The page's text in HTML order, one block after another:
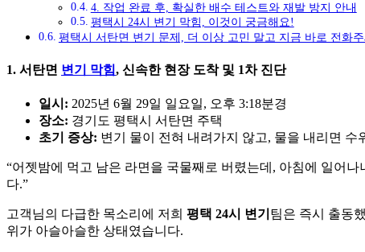
4. 작업 완료 후, 확실한 배수 테스트와 재발 방지 안내
평택시 24시 변기 막힘, 이것이 궁금해요!
평택시 서탄면 변기 문제, 더 이상 고민 말고 지금 바로 전화
1. 서탄면 변기 막힘, 신속한 현장 도착 및 1차 진단
일시: 2025년 6월 29일 일요일, 오후 3:18분경
장소: 경기도 평택시 서탄면 주택
초기 증상: 변기 물이 전혀 내려가지 않고, 물을 내리면
“어젯밤에 먹고 남은 라면을 국물째로 버렸는데, 아침에 일어
다.”
고객님의 다급한 목소리에 저희 평택 24시 변기 팀은 즉시 출동
위가 아슬아슬한 상태였습니다.